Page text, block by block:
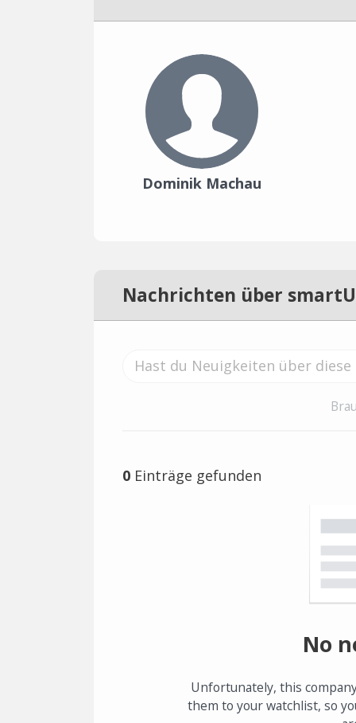
Dominik Machau
Nachrichten über
0 Einträge gefunden
No
Unfortunately, this
them to your watchlist, so